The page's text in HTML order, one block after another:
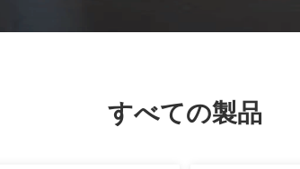
すべての製品